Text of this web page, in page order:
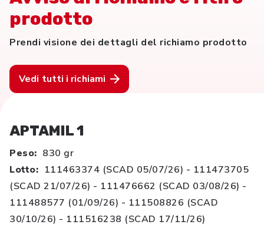
prodotto
Prendi visione dei dettagli del richiamo prodotto
Vedi tutti i richiami
APTAMIL 1
Peso: 830 gr
Lotto: 111463374 (SCAD 05/07/26) - 111473705
(SCAD 21/07/26) - 111476662 (SCAD 03/08/26) -
111488577 (01/09/26) - 111508826 (SCAD
30/10/26) - 111516238 (SCAD 17/11/26)